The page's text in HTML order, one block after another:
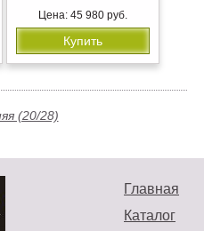
Цена: 45 980 руб.
Купить
(20/28)
Главная
Каталог